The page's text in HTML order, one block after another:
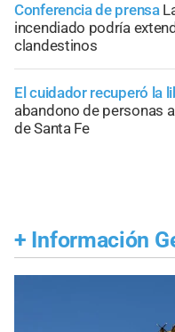
Conferencia de prensa
incendiado podría
clandestinos
El cuidador recuperó la
abandono de personas
de Santa Fe
+ Información